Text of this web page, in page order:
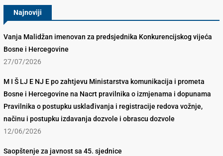
Najnoviji
Vanja Malidžan imenovan za predsjednika Konkurencijskog vijeća
Bosne i Hercegovine
27/07/2026
M I Š LJ E NJ E po zahtjevu Ministarstva komunikacija i prometa
Bosne i Hercegovine na Nacrt pravilnika o izmjenama i dopunama
Pravilnika o postupku usklađivanja i registracije redova vožnje,
načinu i postupku izdavanja dozvole i obrascu dozvole
12/06/2026
Saopštenje za javnost sa 45. sjednice